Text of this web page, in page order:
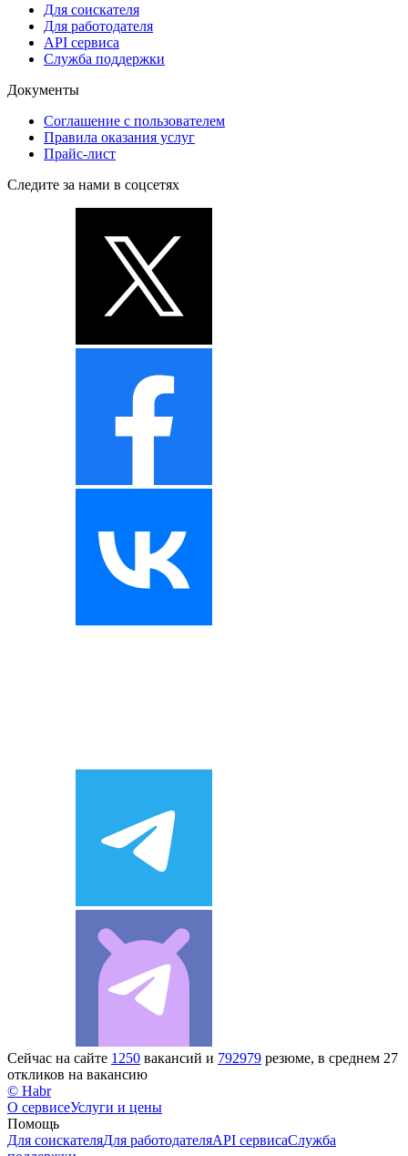
Для соискателя
Для работодателя
API сервиса
Служба поддержки
Документы
Соглашение с пользователем
Правила оказания услуг
Прайс-лист
Следите за нами в соцсетях
Сейчас на сайте 1250 вакансий и 792979 резюме, в среднем 27
откликов на вакансию
© Habr
О сервисеУслуги и цены
Помощь
Для соискателяДля работодателяAPI сервисаСлужба